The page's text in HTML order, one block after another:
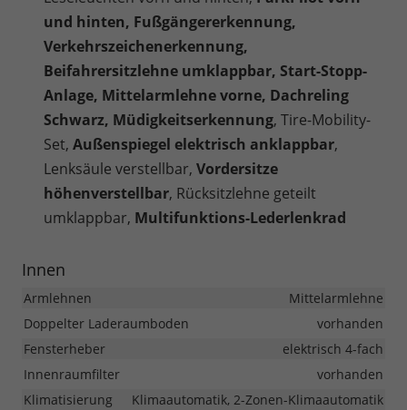
und hinten, Fußgängererkennung,
Verkehrszeichenerkennung,
Beifahrersitzlehne umklappbar, Start-Stopp-
Anlage, Mittelarmlehne vorne, Dachreling
Schwarz, Müdigkeitserkennung, Tire-Mobility-
Set, Außenspiegel elektrisch anklappbar,
Lenksäule verstellbar, Vordersitze
höhenverstellbar, Rücksitzlehne geteilt
umklappbar, Multifunktions-Lederlenkrad
Innen
Armlehnen
Mittelarmlehne
Doppelter Laderaumboden
vorhanden
Fensterheber
elektrisch 4-fach
Innenraumfilter
vorhanden
Klimatisierung
Klimaautomatik, 2-Zonen-Klimaautomatik